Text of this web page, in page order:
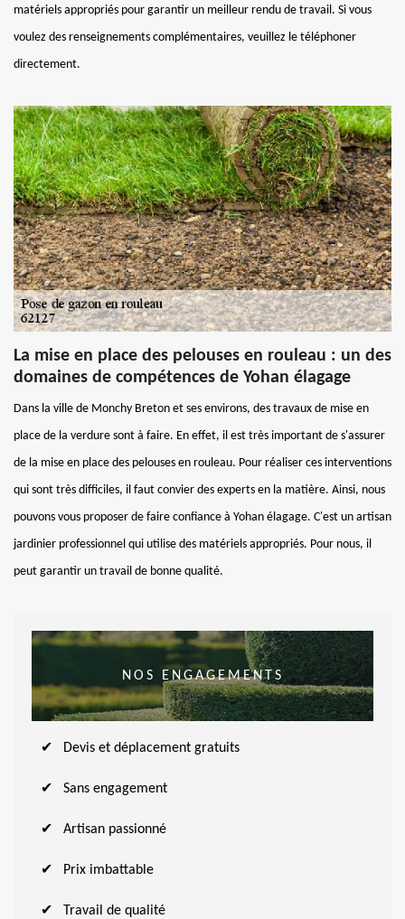
matériels appropriés pour garantir un meilleur rendu de travail. Si vous
voulez des renseignements complémentaires, veuillez le téléphoner
directement.
La mise en place des pelouses en rouleau : un des
domaines de compétences de Yohan élagage
Dans la ville de Monchy Breton et ses environs, des travaux de mise en
place de la verdure sont à faire. En effet, il est très important de s'assurer
de la mise en place des pelouses en rouleau. Pour réaliser ces interventions
qui sont très difficiles, il faut convier des experts en la matière. Ainsi, nous
pouvons vous proposer de faire confiance à Yohan élagage. C'est un artisan
jardinier professionnel qui utilise des matériels appropriés. Pour nous, il
peut garantir un travail de bonne qualité.
NOS ENGAGEMENTS
Devis et déplacement gratuits
Sans engagement
Artisan passionné
Prix imbattable
Travail de qualité